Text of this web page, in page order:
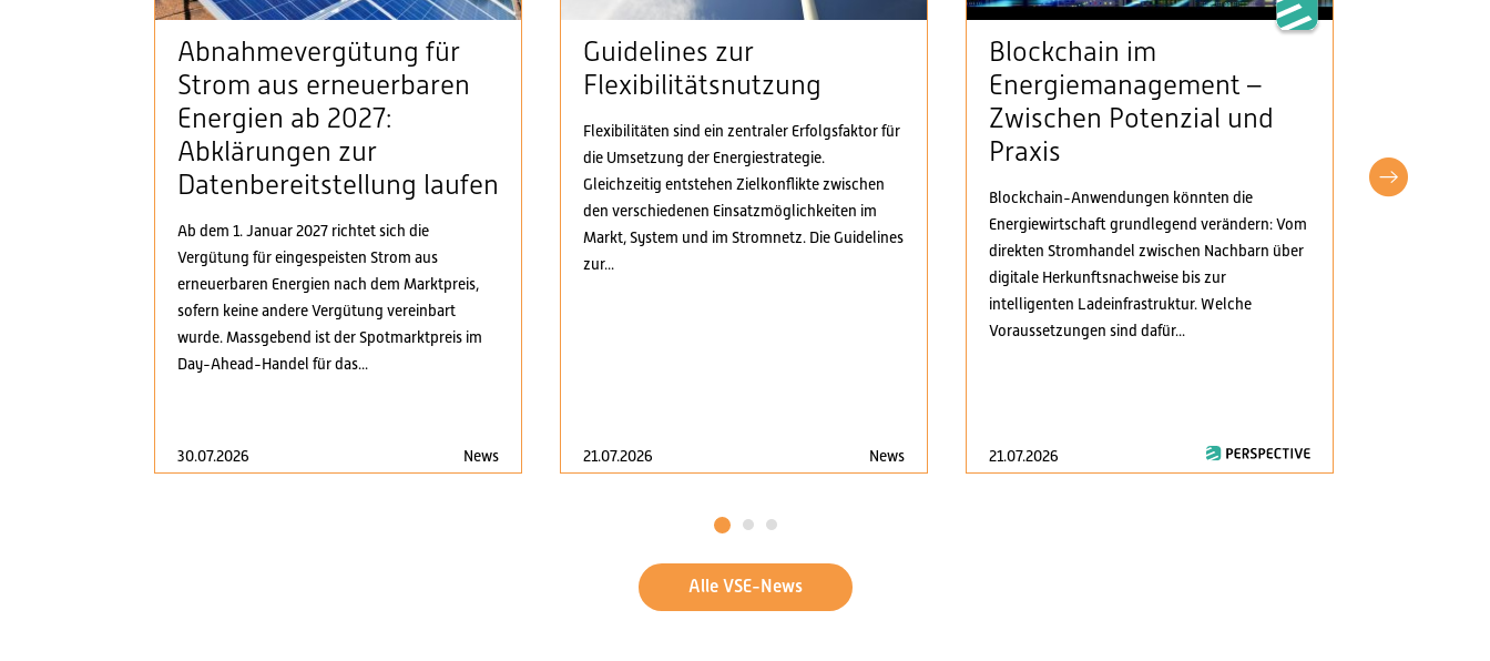
Abnahmevergütung für
Strom aus erneuerbaren
Energien ab 2027:
Abklärungen zur
Datenbereitstellung laufen
Ab dem 1. Januar 2027 richtet sich die
Vergütung für eingespeisten Strom aus
erneuerbaren Energien nach dem Marktpreis,
sofern keine andere Vergütung vereinbart
wurde. Massgebend ist der Spotmarktpreis im
Day-Ahead-Handel für das...
30.07.2026 News
Guidelines zur
Flexibilitätsnutzung
Flexibilitäten sind ein zentraler Erfolgsfaktor für
die Umsetzung der Energiestrategie.
Gleichzeitig entstehen Zielkonflikte zwischen
den verschiedenen Einsatzmöglichkeiten im
Markt, System und im Stromnetz. Die Guidelines
zur...
21.07.2026 News
Blockchain im
Energiemanagement –
Zwischen Potenzial und
Praxis
Blockchain-Anwendungen könnten die
Energiewirtschaft grundlegend verändern: Vom
direkten Stromhandel zwischen Nachbarn über
digitale Herkunftsnachweise bis zur
intelligenten Ladeinfrastruktur. Welche
Voraussetzungen sind dafür...
21.07.2026
fordert
1 2 3
Alle VSE-News